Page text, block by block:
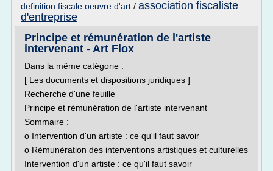
definition fiscale oeuvre d'art / association fiscaliste
d'entreprise
Principe et rémunération de l'artiste
intervenant - Art Flox
Dans la même catégorie :
[ Les documents et dispositions juridiques ]
Recherche d'une feuille
Principe et rémunération de l'artiste intervenant
Sommaire :
o Intervention d'un artiste : ce qu'il faut savoir
o Rémunération des interventions artistiques et culturelles
Intervention d'un artiste : ce qu'il faut savoir